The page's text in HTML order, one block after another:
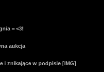
= <3!
aukcja
i znikające w podpisie [IMG]